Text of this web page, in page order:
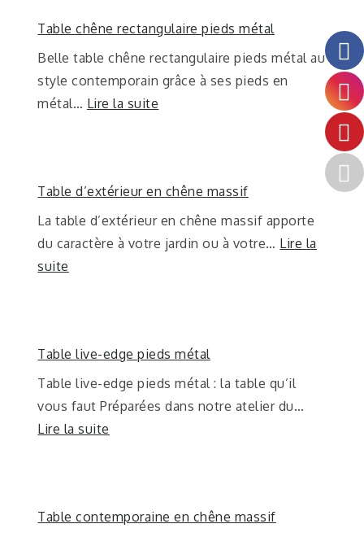
Table chêne rectangulaire pieds métal
Belle table chêne rectangulaire pieds métal au
style contemporain grâce à ses pieds en
métal… Lire la suite
Table d’extérieur en chêne massif
La table d’extérieur en chêne massif apporte
du caractère à votre jardin ou à votre… Lire la
suite
Table live-edge pieds métal
Table live-edge pieds métal : la table qu’il
vous faut Préparées dans notre atelier du…
Lire la suite
Table contemporaine en chêne massif